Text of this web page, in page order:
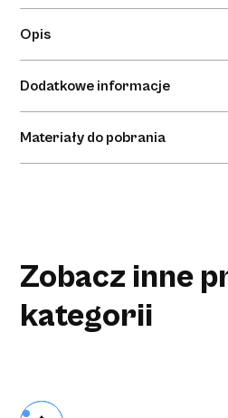
Opis
idealne rękawice zewnętrzne w
rękawiczek, w których kluczowe
czucie w opuszkach palców i
Dodatkowe informacje
Materiały do pobrania
Zobacz inne
kategorii